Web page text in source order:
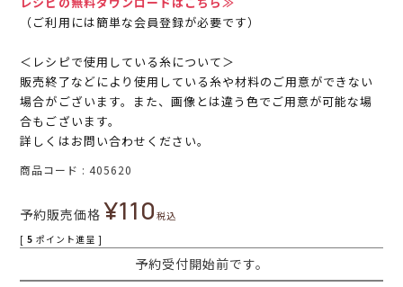
（ご利用には簡単な会員登録が必要です）
＜レシピで使用している糸について＞
販売終了などにより使用している糸や材料のご用意ができない
場合がございます。また、画像とは違う色でご用意が可能な場
合もございます。
詳しくはお問い合わせください。
商品コード 405620
予約販売価格 ¥110税込
[ 5 ポイント進呈 ]
予約受付開始前です。